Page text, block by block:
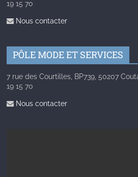
19 15 70
Nous contacter
PÔLE MODE ET SERVICES
7 rue des Courtilles, BP739, 50207
19 15 70
Nous contacter